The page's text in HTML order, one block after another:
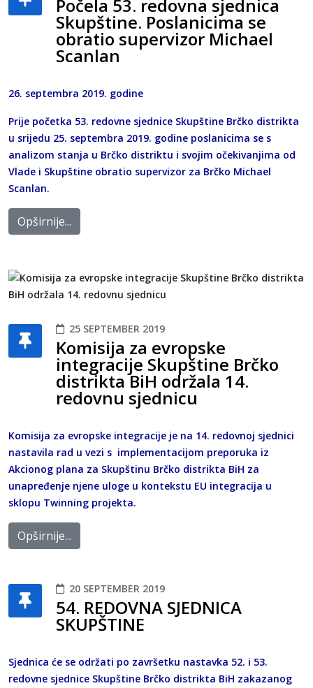
Počela 53. redovna sjednica
Skupštine. Poslanicima se
obratio supervizor Michael
Scanlan
26. septembra 2019. godine
Prije početka 53. redovne sjednice Skupštine Brčko distrikta
u srijedu 25. septembra 2019. godine poslanicima se s
analizom stanja u Brčko distriktu i svojim očekivanjima od
Vlade i Skupštine obratio supervizor za Brčko Michael
Scanlan.
Opširnije...
25 SEPTEMBER 2019
Komisija za evropske
integracije Skupštine Brčko
distrikta BiH održala 14.
redovnu sjednicu
Komisija za evropske integracije je na 14. redovnoj sjednici
nastavila rad u vezi s implementacijom preporuka iz
Akcionog plana za Skupštinu Brčko distrikta BiH za
unapređenje njene uloge u kontekstu EU integracija u
sklopu Twinning projekta.
Opširnije...
20 SEPTEMBER 2019
54. REDOVNA SJEDNICA
SKUPŠTINE
Sjednica će se održati po završetku nastavka 52. i 53.
redovne sjednice Skupštine Brčko distrikta BiH zakazanog